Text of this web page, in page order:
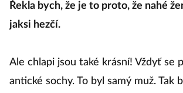
Řekla bych, že je to proto, že nahé
jaksi hezčí.
Ale chlapi jsou také krásní! Vždyť se
antické sochy. To byl samý muž. Tak